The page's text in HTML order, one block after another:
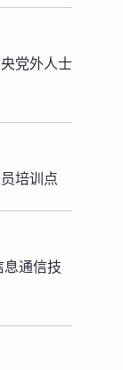
党外人士
培训点
息通信技